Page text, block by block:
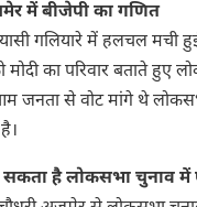
में बीजेपी का गणित
गलियारे में हलचल मची हुई है
मोदी का परिवार बताते हुए
से वोट मांगे थे लोकसभा
सकता है लोकसभा चुनाव